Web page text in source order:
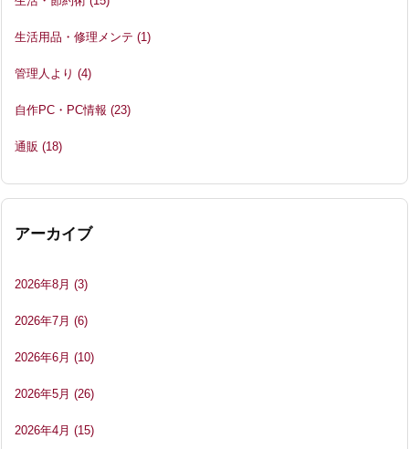
生活用品・修理メンテ (1)
管理人より (4)
自作PC・PC情報 (23)
通販 (18)
アーカイブ
2026年8月 (3)
2026年7月 (6)
2026年6月 (10)
2026年5月 (26)
2026年4月 (15)